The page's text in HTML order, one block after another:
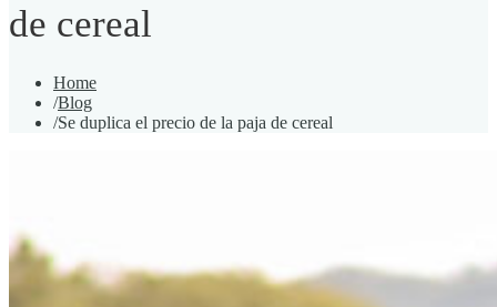
de cereal
Home
/Blog
/Se duplica el precio de la paja de cereal